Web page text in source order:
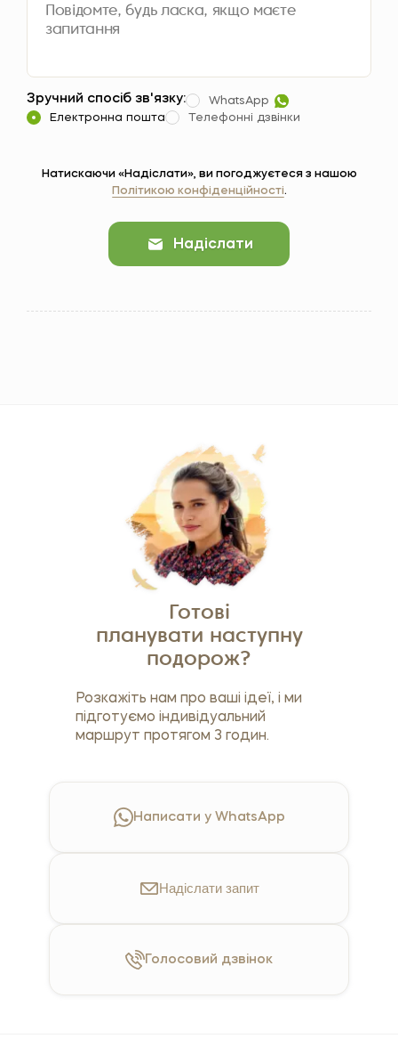
Зручний спосіб зв'язку:
WhatsApp
Електронна пошта
Телефонні дзвінки
Натискаючи «Надіслати», ви погоджуєтеся з нашою
Політикою конфіденційності.
Надіслати
Готові
планувати наступну
подорож?
Розкажіть нам про ваші ідеї, і ми
підготуємо індивідуальний
маршрут протягом 3 годин.
Написати у WhatsApp
Надіслатизапит
Голосовий дзвінок